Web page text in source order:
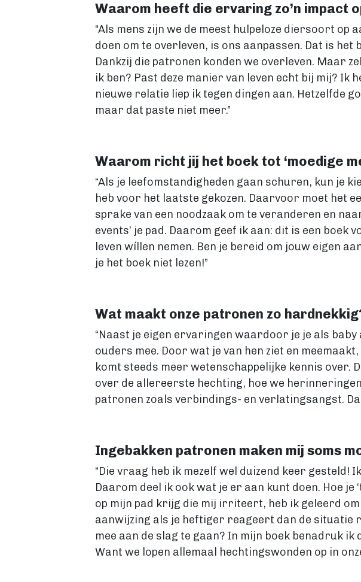
Waarom heeft die ervaring zo’n impact
“Als mens zijn we de meest hulpeloze diersoort
doen om te overleven, is ons aanpassen. Dat is
Dankzij die patronen konden we overleven. Maar
ik ben? Past deze manier van leven echt bij mij?
nieuwe relatie liep ik tegen dingen aan. Hetzelfde
maar dat paste niet meer.”
Waarom richt jij het boek tot ‘moedige
“Als je leefomstandigheden gaan schuren, kun je
heb voor het laatste gekozen. Daarvoor moet het
sprake van een noodzaak om te veranderen en
events’ je pad. Daarom geef ik aan: dit is een
leven wíllen nemen. Ben je bereid om jouw eigen
je het boek niet lezen!”
Wat maakt onze patronen zo
“Naast je eigen ervaringen waardoor je je als
ouders mee. Door wat je van hen ziet en
komt steeds meer wetenschappelijke kennis over.
over de allereerste hechting, hoe we
patronen zoals verbindings- en verlatingsangst.
Ingebakken patronen maken mij soms
“Die vraag heb ik mezelf wel duizend keer gesteld!
Daarom deel ik ook wat je er aan kunt doen. Hoe je
op mijn pad krijg die mij irriteert, heb ik geleerd
aanwijzing als je heftiger reageert dan de situatie
mee aan de slag te gaan? In mijn boek benadruk
Want we lopen allemaal hechtingswonden op in